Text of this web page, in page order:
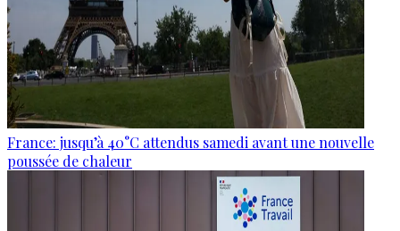
France: jusqu’à 40°C attendus samedi avant une nouvelle
poussée de chaleur